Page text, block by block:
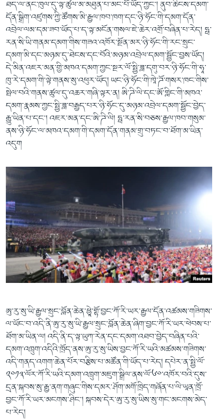
ཐད་ལ་ནང་ཁུལ་དུ་ལྟ་ཚུལ་མ་མཐུན་པ་མང་པོ་ཡོད་ཀྱང་། ནུབ་ཆིངས་དམག་
དོན་སྒྲིག་འཛུགས་ཀྱི་ཚོགས་མི་རྒྱལ་ཁབ་ཁག་དང་ཉི་ཧོང་གི་དམག་དོན་
འབྲེལ་ལམ་དམ་ཟབ་ཡོད་པ་ད་ལྟ་མངོན་གསལ་ཇེ་ཆེར་འགྲོ་བཞིན་པ་རེད། ཧྥ་
རན་སི་ཡི་གནམ་དམག་གིས་གཟའ་འཁོར་སྔོན་མར་ཉི་ཧོང་གི་རང་སྲུང་
དམག་མི་དང་མཉམ་དུ་ཐེངས་དང་བོའི་མཉམ་འབྲེལ་དམག་སྦྱོང་བྱས་ཡོད།
དེ་མིན་འཇར་མན་གྱི་མཁའ་དམག་ཀྱང་སྔར་ལོ་སྤྱི་ཟླ་དགུ་བར་ཉི་ཧོང་གི་ཧཱ་
ཁུ་རེ་དམག་གི་ལྟེ་གནས་སུ་འཕུར་ཡོད། ཡང་ཉི་ཧོང་གི་ཁཱེ་ཌོ་གསར་ཁང་གིས་
སྤེལ་བའི་གནས་ཚུལ་དུ་འཆར་གཞི་ལྟར་ན། ཨི་ཌི་ལི་དང་ཨོ་གླིང་གི་མཁའ་
དམག་རྣམས་ཀྱང་སྤྱི་ཟླ་བརྒྱད་པར་ཉི་ཧོང་དུ་མཉམ་འབྲེལ་དམག་སྦྱོང་བྱེད་
རྒྱུ་ཡིན་པ་དང་། འཇར་མན་དང་ཨི་ཌི་ལི། ཧྥ་རན་སི་བཅས་རྒྱལ་ཁབ་གསུམ་
ནས་ཉི་ཧོང་ལ་མཁའ་དམག་གི་དམག་དོན་གནམ་གྲུ་བཏང་བ་ཐོག་མ་ཡིན་
འདུག
ཨུ་རུ་སུ་ཡི་རྒྱལ་སྲུང་བློན་ཆེན་ཕྱཱེ་གྷོ་བྱང་ཀོ་རི་ཡར་རྒྱལ་དོན་འཚམས་གཟིགས་
ལ་ཡོང་བ་འདི་ནི་ཨུ་རུ་སུ་ཡི་རྒྱལ་སྲུང་བློན་ཆེན་ཞིག་བྱང་ཀོ་རི་ཡར་ཕེབས་པ་
ཐོག་མ་ཡིན་ལ། འདི་ནི་ད་ལྟ་ཡུཀ་རེན་དང་དམག་འཐབ་བྱེད་བཞིན་པའི་
དམག་འཁྲུག་འདིའི་ཁྲོད་ནས་ཨུ་རུ་སུ་ཡིས་བྱང་ཀོ་རི་ཡའི་མཚམས་གཟིགས་
འདི་གནད་འགག་ཆེན་པོར་བརྩིས་པ་མཚོན་གི་ཡོད་པ་རེད། དཔེར་ན་སྤྱི་ལོ་
༢༠༡༣་ལོར་ཀོ་རི་ཡའི་དམག་འཁྲུག་མཇུག་སྒྲིལ་ནས་ལོ་༦༠་འཁོར་བའི་དུས་
དྲན་སྐབས་སུ་རྒྱ་ནག་གཞུང་གིས་དམར་ཤོག་མགོ་ཁྲིད་གཞོན་པ་ལི་ཡཱན་ཁྲོ་
བྱང་ཀོ་རི་ཡར་མངགས་ཤིང་། སྐབས་དེར་ཨུ་རུ་སུ་ཡིས་སུ་གང་མངགས་མེད་
པ་རེད།